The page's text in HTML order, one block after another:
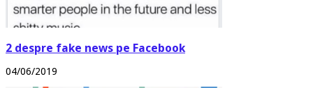
2 despre fake news pe Facebook
04/06/2019